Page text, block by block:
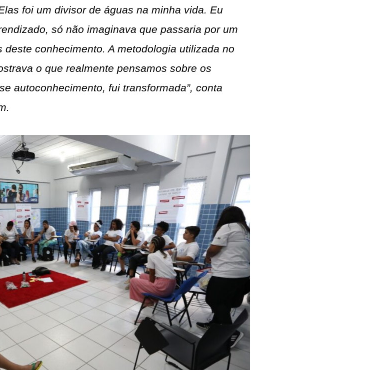
foi um divisor de águas na minha vida. Eu
só não imaginava que passaria por um
conhecimento. A metodologia utilizada no
o que realmente pensamos sobre os
autoconhecimento, fui transformada”, conta